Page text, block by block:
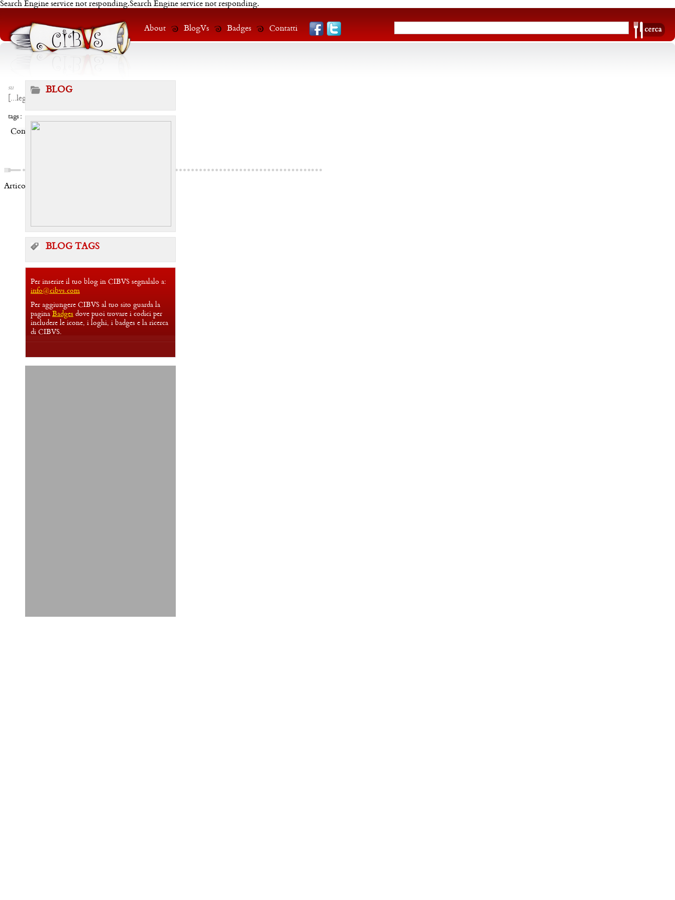
Search Engine service not responding.Search Engine service not responding.
About BlogVs Badges Contatti
su
...leggi
tags :
Condividi:
Articoli correlati:
BLOG
BLOG TAGS
Per inserire il tuo blog in CIBVS segnalalo a:
info@cibvs.com
Per aggiungere CIBVS al tuo sito guarda la
pagina Badges dove puoi trovare i codici per
includere le icone, i loghi, i badges e la ricerca
di CIBVS.